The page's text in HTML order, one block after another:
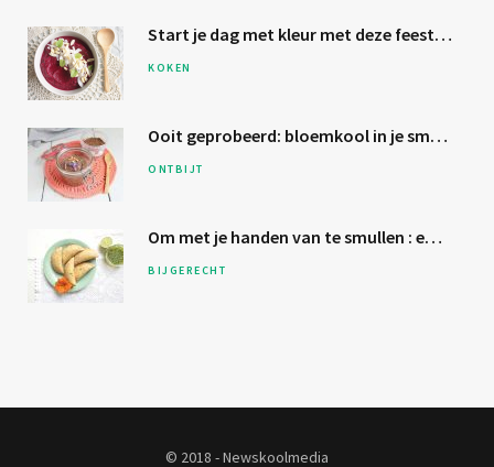
Start je dag met kleur met deze feestelijke bietensmoothie
KOKEN
Ooit geprobeerd: bloemkool in je smoothie?
ONTBIJT
Om met je handen van te smullen : empanada’s
BIJGERECHT
© 2018 - Newskoolmedia